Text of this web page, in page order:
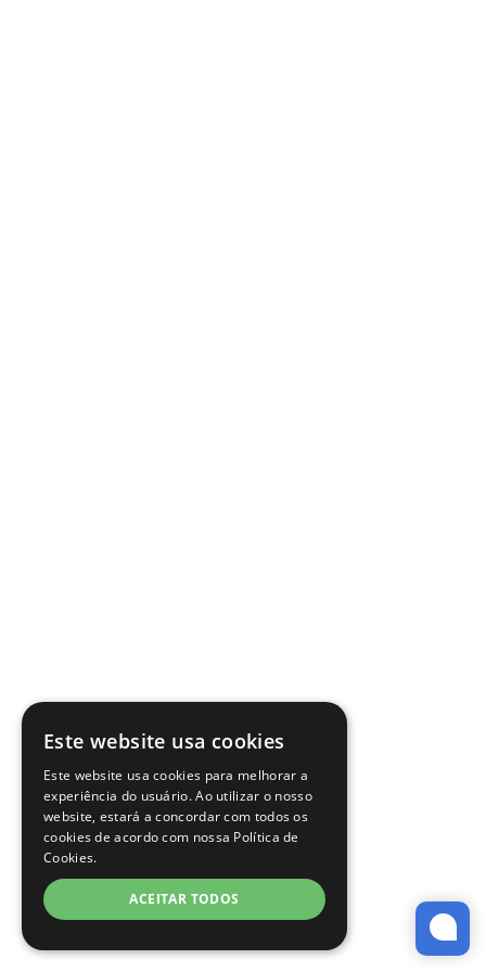
Este website usa cookies
Este website usa cookies para melhorar a
experiência do usuário. Ao utilizar o nosso
website, estará a concordar com todos os
cookies de acordo com nossa Política de
Cookies.
ACEITAR TODOS